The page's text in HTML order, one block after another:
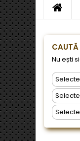
CAUTĂ
Nu ești